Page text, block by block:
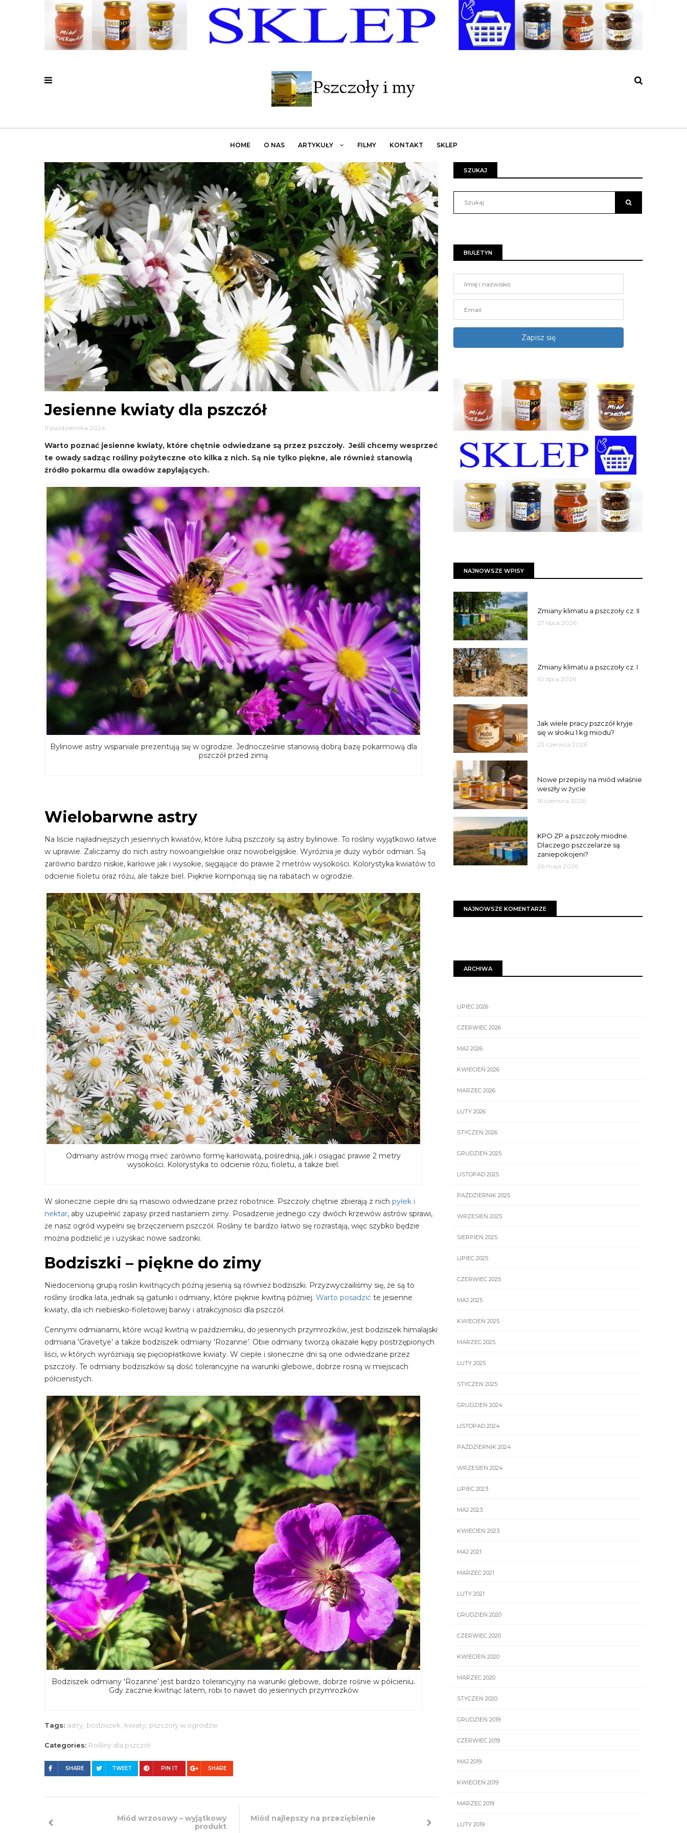
HOME O NAS ARTYKUŁY FILMY KONTAKT SKLEP
Jesienne kwiaty dla pszczół
11 października 2024
Warto poznać jesienne kwiaty, które chętnie odwiedzane są przez pszczoły. Jeśli chcemy wesprzeć
te owady sadząc rośliny pożyteczne oto kilka z nich. Są nie tylko piękne, ale również stanowią
źródło pokarmu dla owadów zapylających.
Bylinowe astry wspaniale prezentują się w ogrodzie. Jednocześnie stanowią dobrą bazę pokarmową dla
pszczół przed zimą
Wielobarwne astry
Na liście najładniejszych jesiennych kwiatów, które lubią pszczoły są astry bylinowe. To rośliny wyjątkowo łatwe
w uprawie. Zaliczamy do nich astry nowoangielskie oraz nowobelgijskie. Wyróżnia je duży wybór odmian. Są
zarówno bardzo niskie, karłowe jak i wysokie, sięgające do prawie 2 metrów wysokości. Kolorystyka kwiatów to
odcienie fioletu oraz różu, ale także biel. Pięknie komponują się na rabatach w ogrodzie.
Odmiany astrów mogą mieć zarówno formę karłowatą, pośrednią, jak i osiągać prawie 2 metry
wysokości. Kolorystyka to odcienie różu, fioletu, a także biel.
W słoneczne ciepłe dni są masowo odwiedzane przez robotnice. Pszczoły chętnie zbierają z nich pyłek i
nektar, aby uzupełnić zapasy przed nastaniem zimy. Posadzenie jednego czy dwóch krzewów astrów sprawi,
że nasz ogród wypełni się brzęczeniem pszczół. Rośliny te bardzo łatwo się rozrastają, więc szybko będzie
można podzielić je i uzyskać nowe sadzonki.
Bodziszki – piękne do zimy
Niedocenioną grupą roślin kwitnących późną jesienią są również bodziszki. Przyzwyczailiśmy się, że są to
rośliny środka lata, jednak są gatunki i odmiany, które pięknie kwitną później. Warto posadzić te jesienne
kwiaty, dla ich niebiesko-fioletowej barwy i atrakcyjności dla pszczół.
Cennymi odmianami, które wciąż kwitną w październiku, do jesiennych przymrozków, jest bodziszek himalajski
odmiana 'Gravetye’ a także bodziszek odmiany 'Rozanne’. Obie odmiany tworzą okazałe kępy postrzępionych
liści, w których wyróżniają się pięciopłatkowe kwiaty. W ciepłe i słoneczne dni są one odwiedzane przez
pszczoły. Te odmiany bodziszków są dość tolerancyjne na warunki glebowe, dobrze rosną w miejscach
półcienistych.
Bodziszek odmiany 'Rozanne’ jest bardzo tolerancyjny na warunki glebowe, dobrze rośnie w półcieniu.
Gdy zacznie kwitnąć latem, robi to nawet do jesiennych przymrozków
Tags: astry, bodziszek, kwiaty, pszczoły w ogrodzie
Categories: Rośliny dla pszczół
SHARE TWEET PIN IT SHARE
Miód wrzosowy – wyjątkowy
produkt
Miód najlepszy na przeziębienie
SZUKAJ
BIULETYN
NAJNOWSZE WPISY
Zmiany klimatu a pszczoły cz. II
27 lipca 2026
Zmiany klimatu a pszczoły cz. I
10 lipca 2026
Jak wiele pracy pszczół kryje
się w słoiku 1 kg miodu?
23 czerwca 2026
Nowe przepisy na miód właśnie
weszły w życie
16 czerwca 2026
KPO ZP a pszczoły miodne.
Dlaczego pszczelarze są
zaniepokojeni?
26 maja 2026
NAJNOWSZE KOMENTARZE
ARCHIWA
LIPIEC 2026
CZERWIEC 2026
MAJ 2026
KWIECIEŃ 2026
MARZEC 2026
LUTY 2026
STYCZEŃ 2026
GRUDZIEŃ 2025
LISTOPAD 2025
PAŹDZIERNIK 2025
WRZESIEŃ 2025
SIERPIEŃ 2025
LIPIEC 2025
CZERWIEC 2025
MAJ 2025
KWIECIEŃ 2025
MARZEC 2025
LUTY 2025
STYCZEŃ 2025
GRUDZIEŃ 2024
LISTOPAD 2024
PAŹDZIERNIK 2024
WRZESIEŃ 2024
LIPIEC 2023
MAJ 2023
KWIECIEŃ 2023
MAJ 2021
MARZEC 2021
LUTY 2021
GRUDZIEŃ 2020
CZERWIEC 2020
KWIECIEŃ 2020
MARZEC 2020
STYCZEŃ 2020
GRUDZIEŃ 2019
CZERWIEC 2019
MAJ 2019
KWIECIEŃ 2019
MARZEC 2019
LUTY 2019